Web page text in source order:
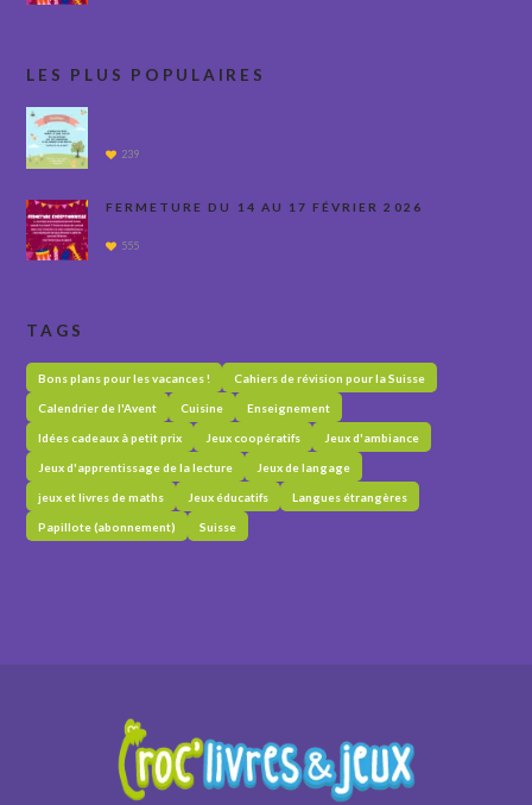
LES PLUS POPULAIRES
239
FERMETURE DU 14 AU 17 FÉVRIER 2026
555
TAGS
Bons plans pour les vacances ! Cahiers de révision pour la Suisse
Calendrier de l'Avent Cuisine Enseignement
Idées cadeaux à petit prix Jeux coopératifs Jeux d'ambiance
Jeux d'apprentissage de la lecture Jeux de langage
jeux et livres de maths Jeux éducatifs Langues étrangères
Papillote (abonnement) Suisse